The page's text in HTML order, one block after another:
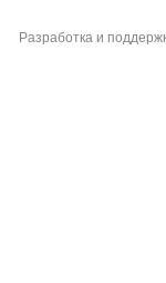
Разработка и